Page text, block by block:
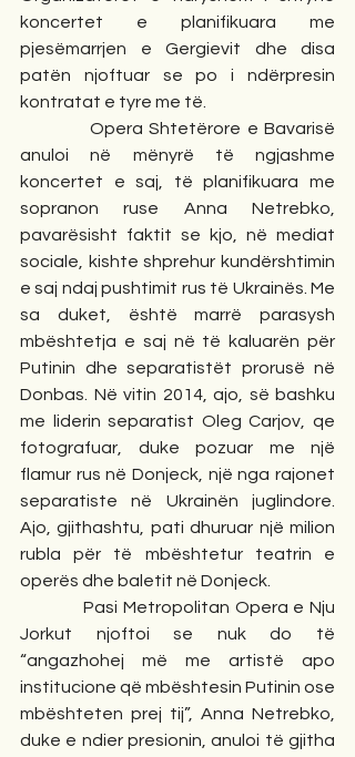
koncertet e planifikuara me
pjesëmarrjen e Gergievit dhe disa
patën njoftuar se po i ndërpresin
kontratat e tyre me të.
Opera Shtetërore e Bavarisë
anuloi në mënyrë të ngjashme
koncertet e saj, të planifikuara me
sopranon ruse Anna Netrebko,
pavarësisht faktit se kjo, në mediat
sociale, kishte shprehur kundërshtimin
e saj ndaj pushtimit rus të Ukrainës. Me
sa duket, është marrë parasysh
mbështetja e saj në të kaluarën për
Putinin dhe separatistët prorusë në
Donbas. Në vitin 2014, ajo, së bashku
me liderin separatist Oleg Carjov, qe
fotografuar, duke pozuar me një
flamur rus në Donjeck, një nga rajonet
separatiste në Ukrainën juglindore.
Ajo, gjithashtu, pati dhuruar një milion
rubla për të mbështetur teatrin e
operës dhe baletit në Donjeck.
Pasi Metropolitan Opera e Nju
Jorkut njoftoi se nuk do të
“angazhohej më me artistë apo
institucione që mbështesin Putinin ose
mbështeten prej tij”, Anna Netrebko,
duke e ndier presionin, anuloi të gjitha